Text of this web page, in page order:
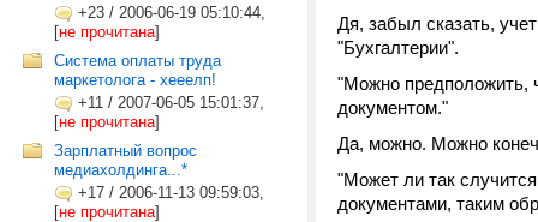
+23 / 2006-06-19 05:10:44,
[не прочитана]
Система оплаты труда
маркетолога - хееелп!
+11 / 2007-06-05 15:01:37,
[не прочитана]
Зарплатный вопрос
медиахолдинга...*
+17 / 2006-11-13 09:59:03,
[не прочитана]
Дя, забыл сказать,
"Бухгалтерии".
"Можно предположить,
документом."
Да, можно. Можно
"Может ли так
документами, таким